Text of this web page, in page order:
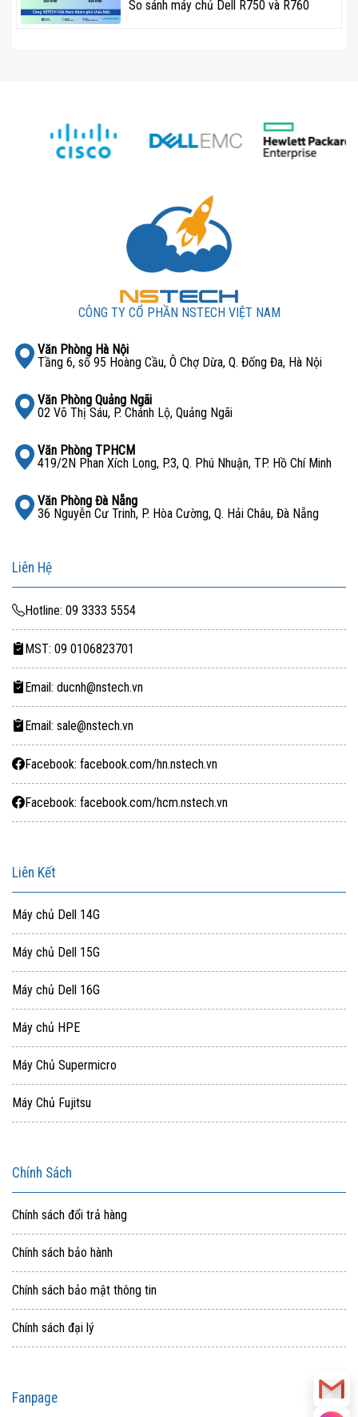
Với những ưu điểm vượt trội, HPE ML350 Gen10 8SFF
hành ổn định trong dài hạn.
Máy chủ HPE ML350 Gen10 là một trong những lựa
chọn hàng đầu cho doanh nghiệp cần một hệ thống máy
chủ mạnh mẽ, linh hoạt và bảo mật. Với hiệu suất cao,
khả năng mở rộng linh hoạt và quản lý dễ dàng, đây
chắc chắn là một khoản đầu tư xứng đáng cho hạ tầng
IT của doanh nghiệp.
Bạn đang tìmmua máy chủ
hệ ngay với chúng tôi để được tư vấn và báo giá tốt
nhất!
Website:https://demo.nstech.vn/
Email:ducnh@nstech.vn
So sánh máy chủ Dell R750 và R760
CÔNG TY CỔ PHẦN NSTECH VIỆT NAM
Văn Phòng Hà Nội
Tầng 6, số 95 Hoàng Cầu, Ô Chợ Dừa, Q. Đống Đa, Hà Nội
Văn Phòng Quảng Ngãi
02 Võ Thị Sáu, P. Chánh Lộ, Quảng Ngãi
Văn Phòng TPHCM
419/2N Phan Xích Long, P.3, Q. Phú Nhuận, TP. Hồ Chí Minh
Văn Phòng Đà Nẵng
36 Nguyễn Cư Trinh, P. Hòa Cường, Q. Hải Châu, Đà Nẵng
Liên Hệ
Hotline: 09 3333 5554
MST: 09 0106823701
Email: ducnh@nstech.vn
Email: sale@nstech.vn
Facebook: facebook.com/hn.nstech.vn
Facebook: facebook.com/hcm.nstech.vn
Liên Kết
Máy chủ Dell 14G
Máy chủ Dell 15G
Máy chủ Dell 16G
Máy chủ HPE
Máy Chủ Supermicro
Máy Chủ Fujitsu
Chính Sách
Chính sách đổi trả hàng
Chính sách bảo hành
Chính sách bảo mật thông tin
Chính sách đại lý
Fanpage